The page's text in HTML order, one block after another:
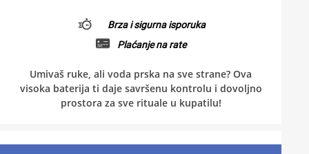
Brza i sigurna isporuka
Plaćanje na rate
Umivaš ruke, ali voda prska na sve strane? Ova
visoka baterija ti daje savršenu kontrolu i dovoljno
prostora za sve rituale u kupatilu!